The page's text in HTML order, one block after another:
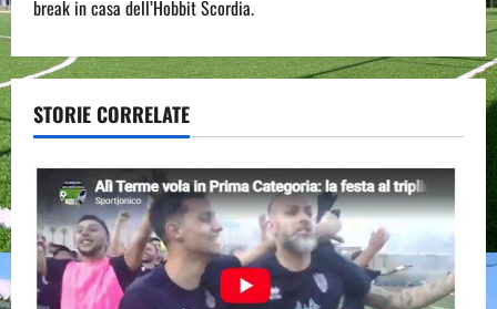
n
a
v
i
g
a
break in casa dell’Hobbit Scordia.
STORIE CORRELATE